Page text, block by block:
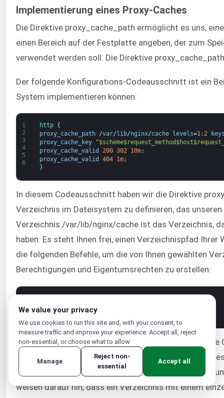
Implementierung eines Proxy-Caches
Die Direktive proxy_cache_path ermöglicht es uns,
einen Bereich auf der Festplatte angeben, der zum
verwendet werden soll. Die Direktive
Der folgende Konfigurations-Codeausschnitt ist ein
System implementieren können:
1
2
3
4
5
6
http
{
proxy_cache_path
/var/ lib/nginx/cache levels=1:2
proxy_cache_key
proxy_cache_valid
200 302 10m;
proxy_cache_valid
404 1m;
}
In diesem Codeausschnitt haben wir die Direktive
Verzeichnis im Dateisystem zu definieren, das
Verzeichnis /var/lib/nginx/cache ist das Verzeichnis,
haben. Es steht Ihnen frei, einen Verzeichnispfad Ihrer
die folgenden Befehle, um die von Ihnen gewählten
Berechtigungen und Eigentumsrechten zu erstellen:
2
3
sudo
www
sudo
chmod /var
In dem Codeausschnitt gibt der Parameter levels= die
erstellt einen Cache-Schlüssel, indem er den Wert
Direktive proxy_cache_key angegeben wird). Die von
weisen darauf hin, dass ein Verzeichnis mit einem
We value your privacy
We use cookies to run this site and, with your consent, to
measure traffic and improve your experience. Accept all, reject
non-essential, or choose what to allow.
Manage
Reject non-
essential
Accept all